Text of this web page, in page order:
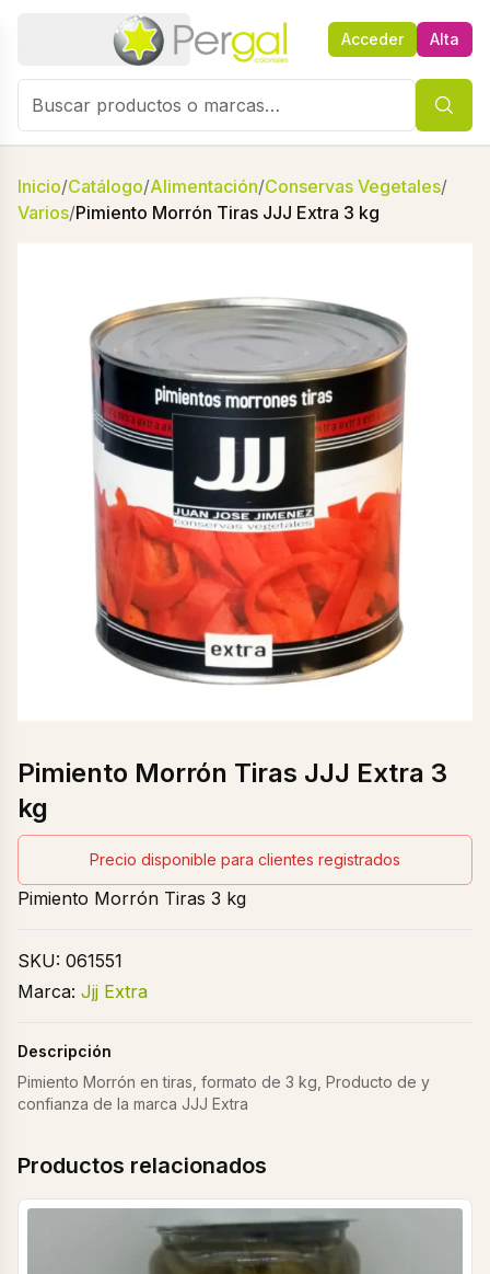
Acceder Alta
Inicio/Catálogo/Alimentación/Conservas Vegetales/
Varios/Pimiento Morrón Tiras JJJ Extra 3 kg
Pimiento Morrón Tiras JJJ Extra 3
kg
Precio disponible para clientes registrados
Pimiento Morrón Tiras 3 kg
SKU: 061551
Marca: Jjj Extra
Descripción
Pimiento Morrón en tiras, formato de 3 kg, Producto de y
confianza de la marca JJJ Extra
Productos relacionados